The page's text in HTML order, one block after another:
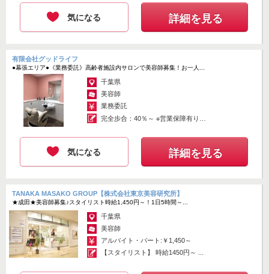
気になる 詳細を見る
有限会社グッドライフ
●幕張エリア●《業務委託》高齢者施設内サロンで美容師募集！お一人...
千葉県
美容師
業務委託
気になる 詳細を見る
TANAKA MASAKO GROUP【株式会社東京美容研究所】
★成田★美容師募集♪スタイリスト時給1,450円～！1日5時間～...
千葉県
美容師
アルバイト・パート:￥1,450～
【スタイリスト】 時給1450円～ ...